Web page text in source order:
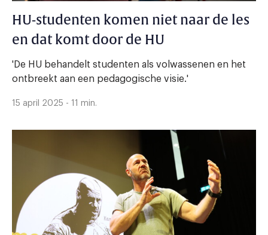
HU-studenten komen niet naar de les
en dat komt door de HU
'De HU behandelt studenten als volwassenen en het
ontbreekt aan een pedagogische visie.'
15 april 2025 - 11 min.